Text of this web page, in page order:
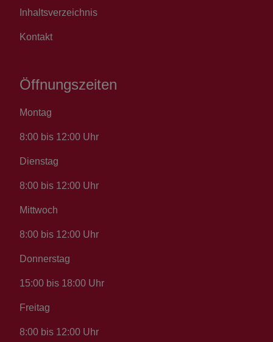
Inhaltsverzeichnis
Kontakt
Öffnungszeiten
Montag
8:00 bis 12:00 Uhr
Dienstag
8:00 bis 12:00 Uhr
Mittwoch
8:00 bis 12:00 Uhr
Donnerstag
15:00 bis 18:00 Uhr
Freitag
8:00 bis 12:00 Uhr